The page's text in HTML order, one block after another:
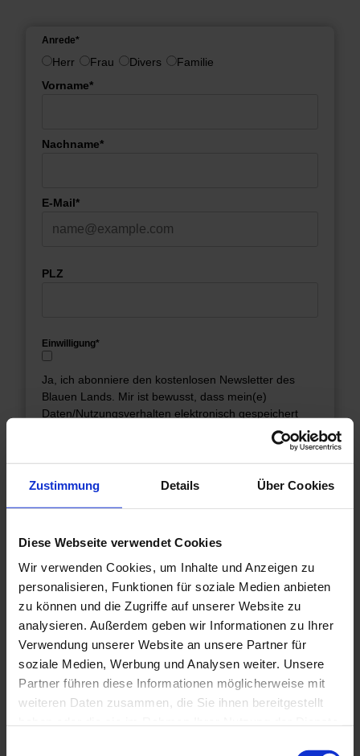
Zustimmung Details Über Cookies
Diese Webseite verwendet Cookies
Wir verwenden Cookies, um Inhalte und Anzeigen zu
personalisieren, Funktionen für soziale Medien anbieten
zu können und die Zugriffe auf unserer Website zu
analysieren. Außerdem geben wir Informationen zu Ihrer
Verwendung unserer Website an unsere Partner für
soziale Medien, Werbung und Analysen weiter. Unsere
Partner führen diese Informationen möglicherweise mit
weiteren Daten zusammen, die Sie ihnen bereitgestellt
Anrede*
Herr Frau Divers
Familie
Vorname*
Nachname*
E-Mail*
PLZ
Einwilligung*
Ja, ich abonniere den kostenlosen Newsletter des
Blauen Lands. Mir ist bewusst, dass mein(e)
Daten/Nutzungsverhalten elektronisch gespeichert
Kundenservices ausgewertet und verarbeitet werden
und, dass ich mich jederzeit abmelden kann. Meine
Daten dürfen nicht an Dritte weitergegeben werden.
Einwilligung Teilnahmebedingungen*
Ja, ich möchte am Gewinnspiel des Blauen Lands
teilnehmen und habe die Teilnahmebedingungen zur
Kenntnis genommen
Zu den Teilnahmebedingungen